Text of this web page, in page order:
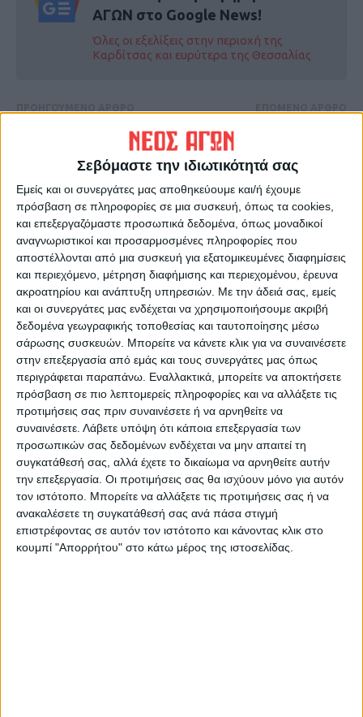
Σεβόμαστε την ιδιωτικότητά σας
Εμείς και οι συνεργάτες μας αποθηκεύουμε και/ή έχουμε
πρόσβαση σε πληροφορίες σε μια συσκευή, όπως τα cookies,
και επεξεργαζόμαστε προσωπικά δεδομένα, όπως μοναδικοί
αναγνωριστικοί και προσαρμοσμένες πληροφορίες που
αποστέλλονται από μια συσκευή για εξατομικευμένες διαφημίσεις
και περιεχόμενο, μέτρηση διαφήμισης και περιεχομένου, έρευνα
ακροατηρίου και ανάπτυξη υπηρεσιών. Με την άδειά σας, εμείς
και οι συνεργάτες μας ενδέχεται να χρησιμοποιήσουμε ακριβή
δεδομένα γεωγραφικής τοποθεσίας και ταυτοποίησης μέσω
σάρωσης συσκευών. Μπορείτε να κάνετε κλικ για να συναινέσετε
στην επεξεργασία από εμάς και τους συνεργάτες μας όπως
περιγράφεται παραπάνω. Εναλλακτικά, μπορείτε να αποκτήσετε
πρόσβαση σε πιο λεπτομερείς πληροφορίες και να αλλάξετε τις
προτιμήσεις σας πριν συναινέσετε ή να αρνηθείτε να
συναινέσετε. Λάβετε υπόψη ότι κάποια επεξεργασία των
προσωπικών σας δεδομένων ενδέχεται να μην απαιτεί τη
συγκατάθεσή σας, αλλά έχετε το δικαίωμα να αρνηθείτε αυτήν
την επεξεργασία. Οι προτιμήσεις σας θα ισχύουν μόνο για αυτόν
τον ιστότοπο. Μπορείτε να αλλάξετε τις προτιμήσεις σας ή να
ανακαλέσετε τη συγκατάθεσή σας ανά πάσα στιγμή
επιστρέφοντας σε αυτόν τον ιστότοπο και κάνοντας κλικ στο
κουμπί "Απορρήτου" στο κάτω μέρος της ιστοσελίδας.
ΑΓΩΝ στο Google News!
Όλες οι εξελίξεις στην περιοχή της
Καρδίτσας και ευρύτερα της Θεσσαλίας
Κορωνοϊός: Ετσι θα γίνει ο
εμβολιασμός -Σε 1.018 σημεία
σε όλη τη χώρα και με
Ινδονησία: Έπεσε μετεωρίτης
στο σπίτι του και έβγαλε... 1,5
εκατ. ευρώ!
ΝΕΟΣ ΑΓΩΝ
https://neosagon.gr
Η Αρχαιότερη Καθημερινή Πρωινή Εφημερίδα της Καρδίτσας
ΠΑΡΟΜΟΙΑ ΑΡΘΡΑ